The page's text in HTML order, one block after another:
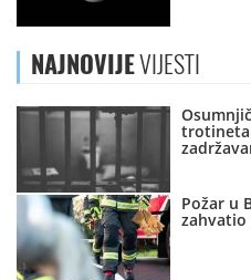
NAJNOVIJEVIJESTI
trotineta
Požar u